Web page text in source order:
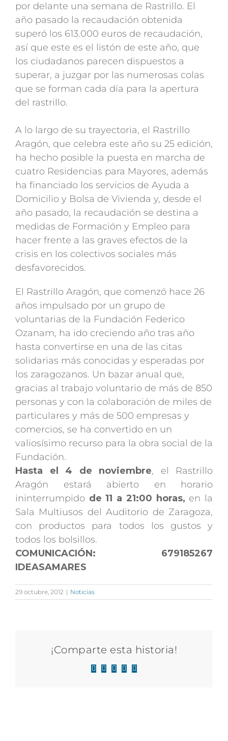
por delante una semana de Rastrillo. El
año pasado la recaudación obtenida
superó los 613.000 euros de recaudación,
así que este es el listón de este año, que
los ciudadanos parecen dispuestos a
superar, a juzgar por las numerosas colas
que se forman cada día para la apertura
del rastrillo.
A lo largo de su trayectoria, el Rastrillo
Aragón, que celebra este año su 25 edición,
ha hecho posible la puesta en marcha de
cuatro Residencias para Mayores, además
ha financiado los servicios de Ayuda a
Domicilio y Bolsa de Vivienda y, desde el
año pasado, la recaudación se destina a
medidas de Formación y Empleo para
hacer frente a las graves efectos de la
crisis en los colectivos sociales más
desfavorecidos.
El Rastrillo Aragón, que comenzó hace 26
años impulsado por un grupo de
voluntarias de la Fundación Federico
Ozanam, ha ido creciendo año tras año
hasta convertirse en una de las citas
solidarias más conocidas y esperadas por
los zaragozanos. Un bazar anual que,
gracias al trabajo voluntario de más de 850
personas y con la colaboración de miles de
particulares y más de 500 empresas y
comercios, se ha convertido en un
valiosísimo recurso para la obra social de la
Fundación.
Hasta el 4 de noviembre, el Rastrillo
Aragón estará abierto en horario
ininterrumpido de 11 a 21:00 horas, en la
Sala Multiusos del Auditorio de Zaragoza,
con productos para todos los gustos y
todos los bolsillos.
COMUNICACIÓN: 679185267
IDEASAMARES
29 octubre, 2012 | Noticias
¡Comparte esta historia!
Facebook
X LinkedIn
WhatsApp
Correo